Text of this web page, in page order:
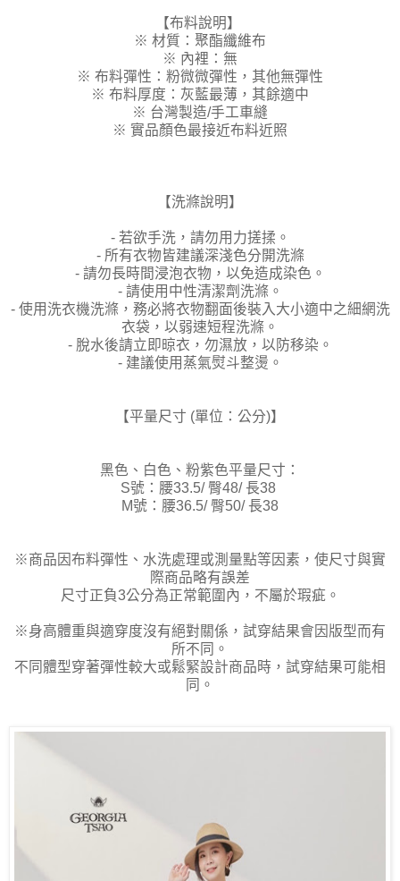
【布料說明】
※ 材質：聚酯纖維布
※ 內裡：無
※ 布料彈性：粉微微彈性，其他無彈性
※ 布料厚度：灰藍最薄，其餘適中
※ 台灣製造/手工車縫
※ 實品顏色最接近布料近照
【洗滌說明】
- 若欲手洗，請勿用力搓揉。
- 所有衣物皆建議深淺色分開洗滌
- 請勿長時間浸泡衣物，以免造成染色。
- 請使用中性清潔劑洗滌。
- 使用洗衣機洗滌，務必將衣物翻面後裝入大小適中之細網洗
衣袋，以弱速短程洗滌。
- 脫水後請立即晾衣，勿濕放，以防移染。
- 建議使用蒸氣熨斗整燙。
【平量尺寸 (單位：公分)】
黑色、白色、粉紫色平量尺寸：
S號：腰33.5/ 臀48/ 長38
M號：腰36.5/ 臀50/ 長38
※商品因布料彈性、水洗處理或測量點等因素，使尺寸與實
際商品略有誤差
尺寸正負3公分為正常範圍內，不屬於瑕疵。
※身高體重與適穿度沒有絕對關係，試穿結果會因版型而有
所不同。
不同體型穿著彈性較大或鬆緊設計商品時，試穿結果可能相
同。